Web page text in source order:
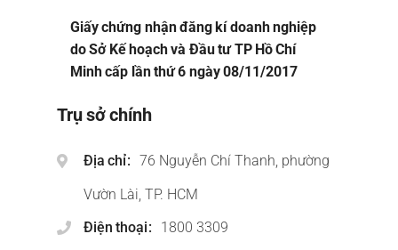
Giấy chứng nhận đăng kí doanh nghiệp
do Sở Kế hoạch và Đầu tư TP Hồ Chí
Minh cấp lần thứ 6 ngày 08/11/2017
Trụ sở chính
Địa chỉ
76 Nguyễn Chí Thanh, phường
Vườn Lài, TP. HCM
Điện thoại
1800 3309